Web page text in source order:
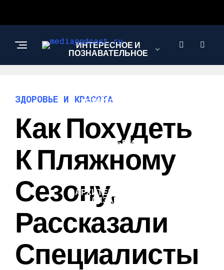
ИНТЕРЕСНОЕ И
ПОЗНАВАТЕЛЬНОЕ
НАУКА И
ТЕХНОЛОГИИ
ЗДОРОВЬЕ И
АРХИТЕКТУРА И
ДИЗАЙН
ЗДОРОВЬЕ И КРАСОТА
Как Похудеть
К Пляжному
Сезону,
Рассказали
Специалисты